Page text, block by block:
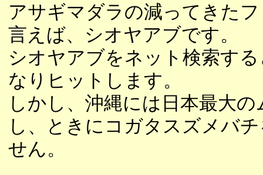
アサギマダラの減ってきた
言えば、シオヤアブです。
シオヤアブをネット検索す
なりヒットします。
しかし、沖縄には日本最大
し、ときにコガタスズメバ
せん。